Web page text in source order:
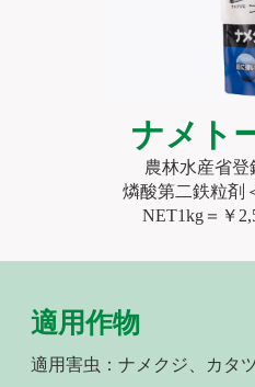
ナメト
農林水産省登
燐酸第二鉄粒剤
NET1kg＝￥
適用作物
適用害虫：ナメクジ、カタ